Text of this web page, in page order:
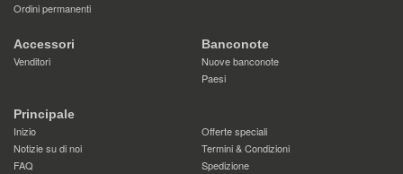
Ordini permanenti
Accessori
Venditori
Banconote
Nuove banconote
Paesi
Principale
Inizio
Offerte speciali
Notizie su di noi
Termini & Condizioni
FAQ
Spedizione